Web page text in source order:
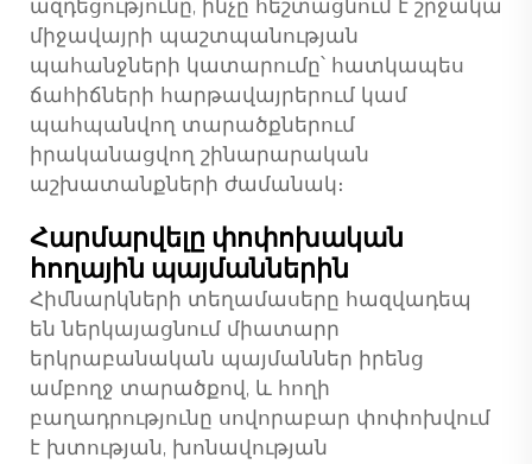
ազդեցությունը, ինչը հեշտացնում է շրջակա
միջավայրի պաշտպանության
պահանջների կատարումը՝ հատկապես
ճահիճների հարթավայրերում կամ
պահպանվող տարածքներում
իրականացվող շինարարական
աշխատանքների ժամանակ։
Հարմարվելը փոփոխական
հողային պայմաններին
Հիմնարկների տեղամասերը հազվադեպ
են ներկայացնում միատարր
երկրաբանական պայմաններ իրենց
ամբողջ տարածքով, և հողի
բաղադրությունը սովորաբար փոփոխվում
է խտության, խոնավության